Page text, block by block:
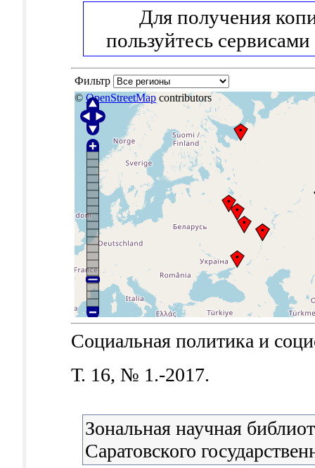
Для получения
пользуйтесь сервисами
Фильтр
© OpenStreetMap contributors
Социальная политика и
Т. 16, № 1.-2017.
Зональная научная
Саратовского